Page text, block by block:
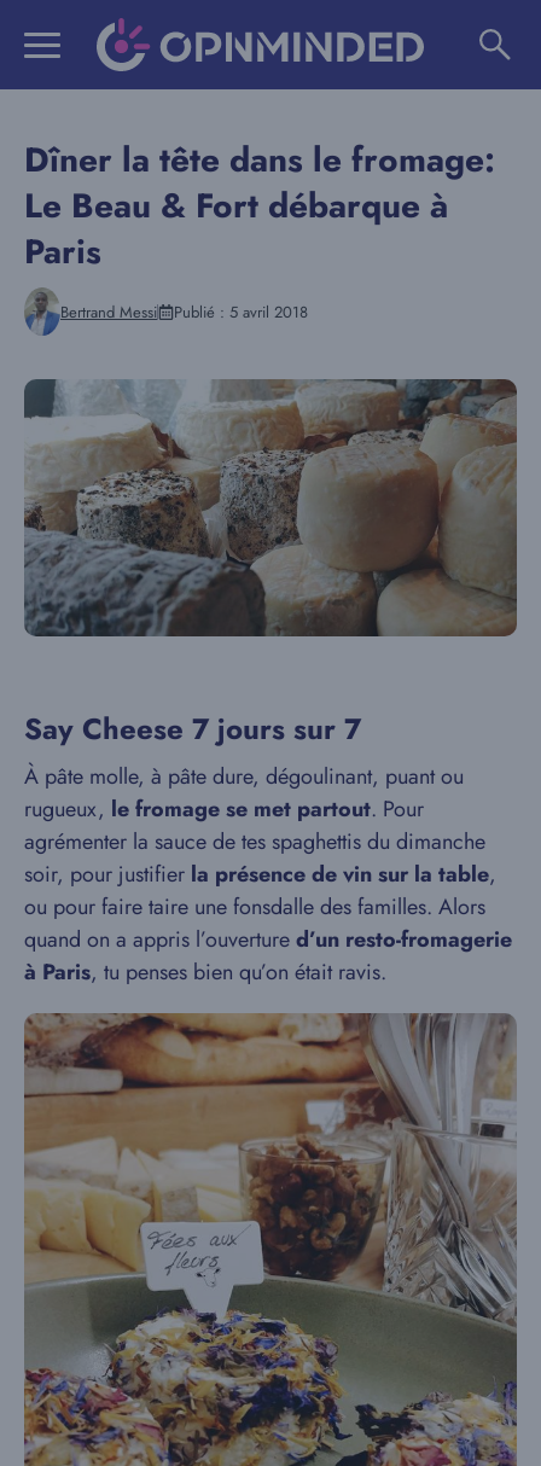
Dîner la tête dans le fromage:
Le Beau & Fort débarque à
Paris
Bertrand Messi Publié : 5 avril 2018
Say Cheese 7 jours sur 7
À pâte molle, à pâte dure, dégoulinant, puant ou
rugueux, le fromage se met partout. Pour
agrémenter la sauce de tes spaghettis du dimanche
soir, pour justifier la présence de vin sur la table,
ou pour faire taire une fonsdalle des familles. Alors
quand on a appris l’ouvertured’un resto-fromagerie
à Paris, tu penses bien qu’on était ravis.